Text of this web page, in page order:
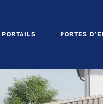
PORTAILS PORTES